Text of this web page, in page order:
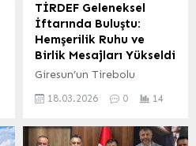
TİRDEF Geleneksel
İftarında Buluştu:
Hemşerilik Ruhu ve
Birlik Mesajları Yükseldi
Giresun’un Tirebolu
gelen Tirebolu Dernekler
iftar programı, bu yıl da
18.03.2026 0 14